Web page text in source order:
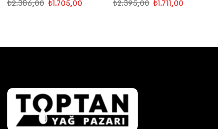
₺2.386,00 ₺1.705,00 ₺2.395,00 ₺1.711,00